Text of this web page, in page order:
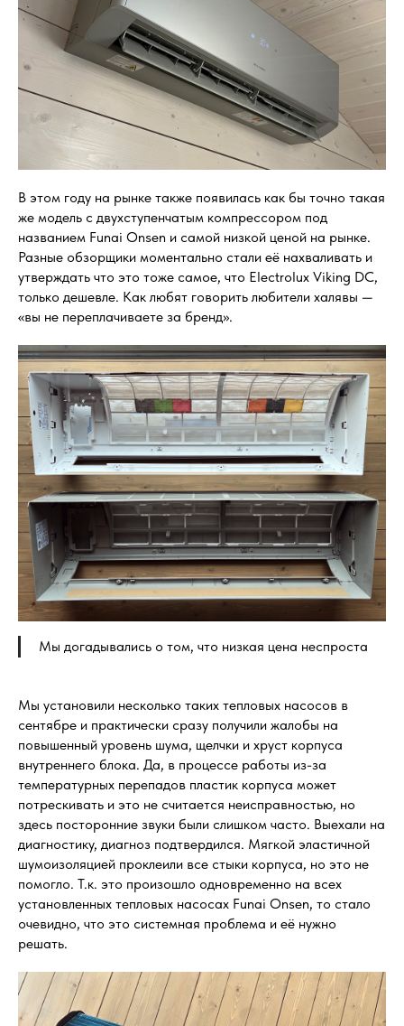
В этом году на рынке также появилась как бы точно такая
же модель с двухступенчатым компрессором под
названием Funai Onsen и самой низкой ценой на рынке.
Разные обзорщики моментально стали её нахваливать и
утверждать что это тоже самое, что Electrolux Viking DC,
только дешевле. Как любят говорить любители халявы —
«вы не переплачиваете за бренд».
Мы догадывались о том, что низкая цена неспроста
Мы установили несколько таких тепловых насосов в
сентябре и практически сразу получили жалобы на
повышенный уровень шума, щелчки и хруст корпуса
внутреннего блока. Да, в процессе работы из-за
температурных перепадов пластик корпуса может
потрескивать и это не считается неисправностью, но
здесь посторонние звуки были слишком часто. Выехали на
диагностику, диагноз подтвердился. Мягкой эластичной
шумоизоляцией проклеили все стыки корпуса, но это не
помогло. Т.к. это произошло одновременно на всех
установленных тепловых насосах Funai Onsen, то стало
очевидно, что это системная проблема и её нужно
решать.